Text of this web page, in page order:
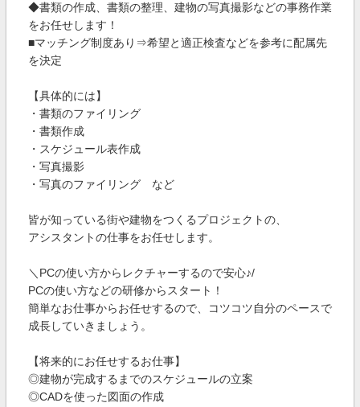
◆書類の作成、書類の整理、建物の写真撮影などの事務作業
をお任せします！
■マッチング制度あり⇒希望と適正検査などを参考に配属先
を決定
【具体的には】
・書類のファイリング
・書類作成
・スケジュール表作成
・写真撮影
・写真のファイリング など
皆が知っている街や建物をつくるプロジェクトの、
アシスタントの仕事をお任せします。
＼PCの使い方からレクチャーするので安心♪/
PCの使い方などの研修からスタート！
簡単なお仕事からお任せするので、コツコツ自分のペースで
成長していきましょう。
【将来的にお任せするお仕事】
◎建物が完成するまでのスケジュールの立案
◎CADを使った図面の作成